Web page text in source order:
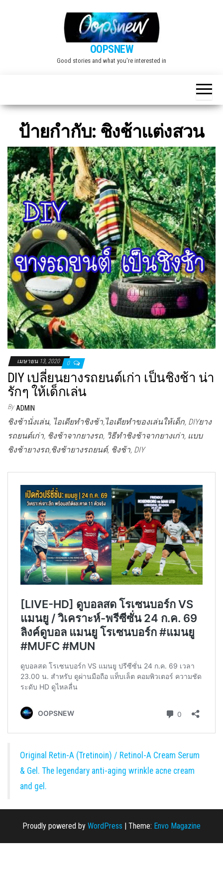
OOPSNEW
Good stories and what you're interested in
ป้ายกำกับ: ชิงช้าแต่งสวน
เมษายน 13, 2020 0
DIY เปลี่ยนยางรถยนต์เก่า เป็นชิงช้า น่า
รักๆ ให้เด็กเล่น
By ADMIN
ชิงช้านั่งเล่น, ไอเดียทำชิงช้า,ไอเดียทำของเล่นให้เด็ก, DIYยาง
รถยนต์เก่า, ชิงช้าจากยางรถ, วิธีทำชิงช้าจากยางเก่า, แบบ
ชิงช้ายางรถ,ชิงช้ายางรถยนต์, ชิงช้า, DIY
Original Retin-A (Tretinoin) / Retinol-A Cream Serum
& Gel. The legendary anti-aging wrinkle acne cream
and gel.
Proudly powered by WordPress Theme: Envo Magazine